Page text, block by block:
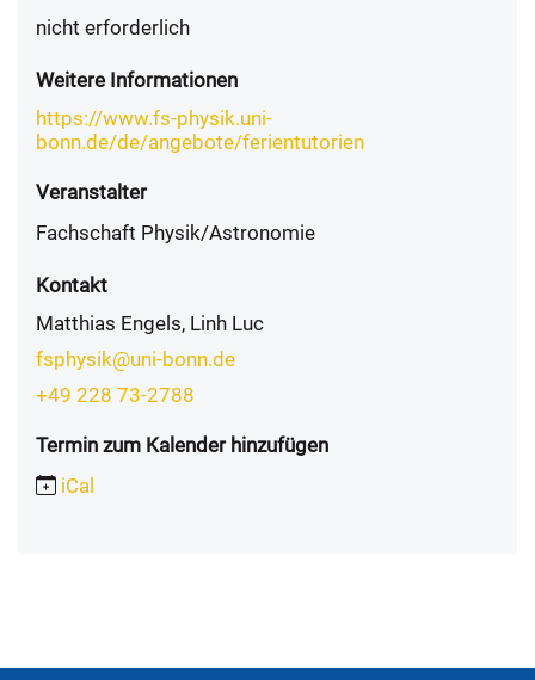
nicht erforderlich
Weitere Informationen
https://www.fs-physik.uni-
bonn.de/de/angebote/ferientutorien
Veranstalter
Fachschaft Physik/Astronomie
Kontakt
Matthias Engels, Linh Luc
fsphysik@uni-bonn.de
+49 228 73-2788
Termin zum Kalender hinzufügen
iCal